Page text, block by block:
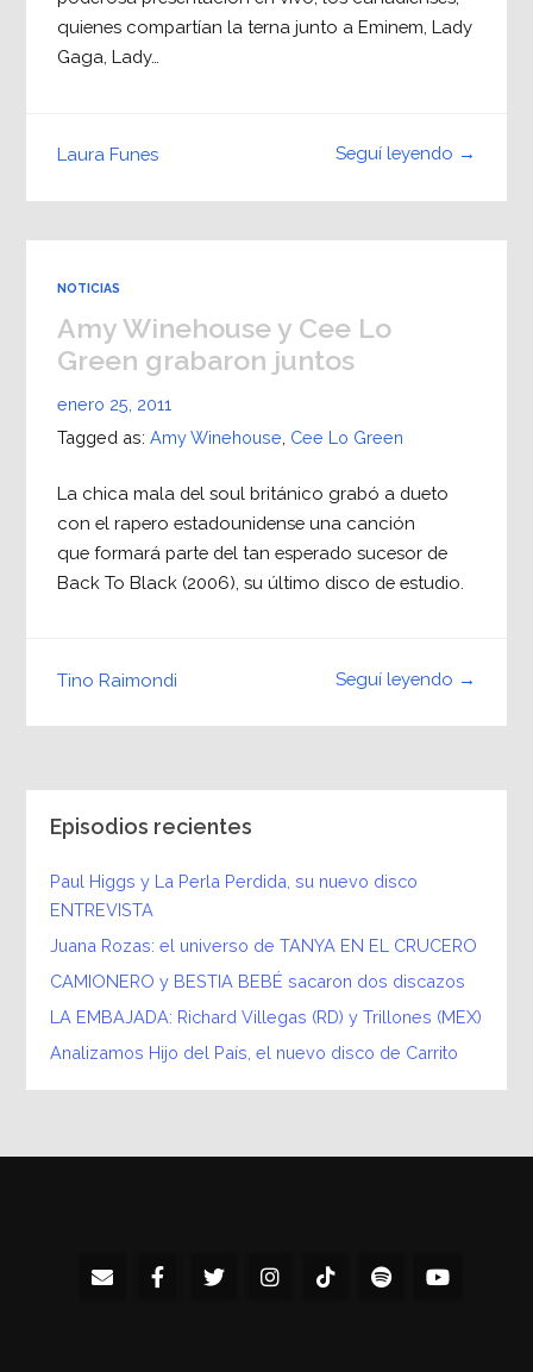
quienes compartían la terna junto a Eminem, Lady
Gaga, Lady…
Seguí leyendo →
Laura Funes
NOTICIAS
Amy Winehouse y Cee Lo
Green grabaron juntos
enero 25, 2011
Tagged as: Amy Winehouse Cee Lo Green
La chica mala del soul británico grabó a dueto
con el rapero estadounidense una canción
que formará parte del tan esperado sucesor de
Back To Black (2006), su último disco de estudio.
Seguí leyendo →
Tino Raimondi
Episodios recientes
Paul Higgs y La Perla Perdida, su nuevo disco
ENTREVISTA
Juana Rozas: el universo de TANYA EN EL CRUCERO
CAMIONERO y BESTIA BEBÉ sacaron dos discazos
LA EMBAJADA: Richard Villegas (RD) y Trillones (MEX)
Analizamos Hijo del País, el nuevo disco de Carrito